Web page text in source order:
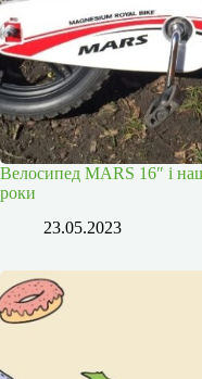
Велосипед MARS 16″ і
роки
23.05.2023